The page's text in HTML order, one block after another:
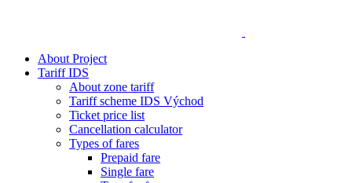
About Project
Tariff IDS
About zone tariff
Tariff scheme IDS Východ
Ticket price list
Cancellation calculator
Types of fares
Prepaid fare
Single fare